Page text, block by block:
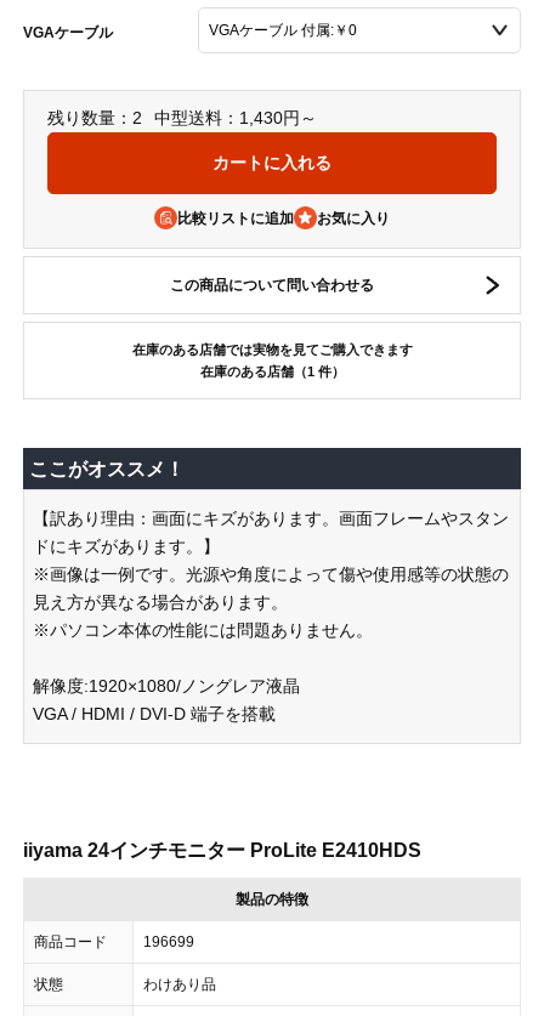
VGAケーブル
残り数量：2 中型送料：1,430円～
比較リストに追加
この商品について問い合わせる
在庫のある店舗では実物を見てご購入できます
在庫のある店舗（1 件）
ここがオススメ！
【訳あり理由：画面にキズがあります。画面フレームやスタン
ドにキズがあります。】
※画像は一例です。光源や角度によって傷や使用感等の状態の
見え方が異なる場合があります。
※パソコン本体の性能には問題ありません。
解像度:1920×1080/ノングレア液晶
VGA / HDMI / DVI-D 端子を搭載
iiyama 24インチモニター ProLite E2410HDS
製品の特徴
商品コード 196699
状態 わけあり品